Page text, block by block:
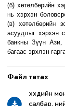
(б) хөтөлбөрийн
нь хэрхэн
(в) хөтөлбөрийн
асуудлыг хэрхэн
банкны Зүүн Ази,
багаас эрхлэн
хүүхдийн
салбар,